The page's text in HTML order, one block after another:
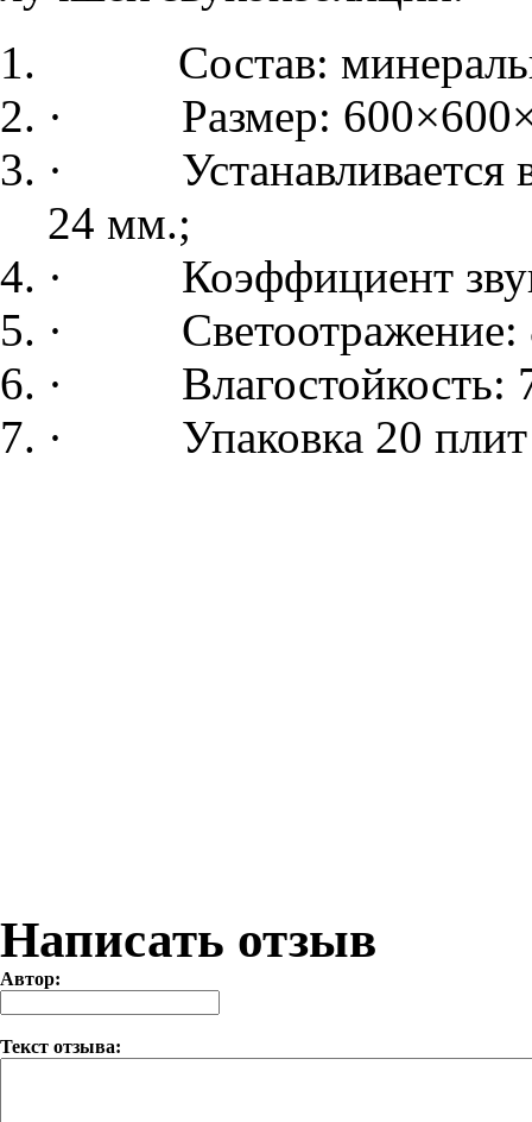
Состав:
· Размер:
· Устанавливается в
24 мм.;
· Коэффициент
· Светоотражение:
· Влагостойкость:
· Упаковка 20 плит
Написать отзыв
Автор:
Текст отзыва: